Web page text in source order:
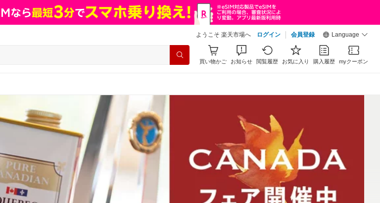
ようこそ 楽天市場へ ログイン 会員登録 Language
買い物かご お知らせ 閲覧履歴 お気に入り 購入履歴 myクーポン